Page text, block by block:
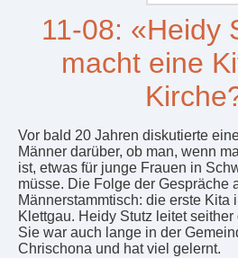
11-08: «Heidy
macht eine
Vor bald 20 Jahren diskutierte
Männer darüber, ob man, wenn
ist, etwas für junge Frauen in
müsse. Die Folge der Gespräche
Männerstammtisch: die erste Kita
Klettgau. Heidy Stutz leitet
Sie war auch lange in der
Chrischona und hat viel gelernt.